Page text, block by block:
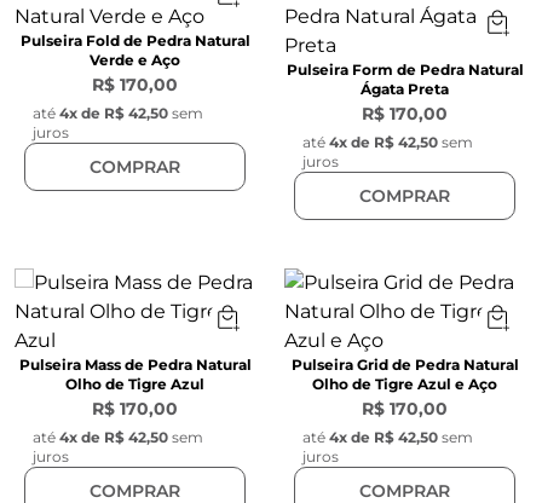
Pulseira Fold de Pedra Natural
Verde e Aço
R$ 170,00
até 4x de R$ 42,50 sem
juros
COMPRAR
Pulseira Form de Pedra Natural
Ágata Preta
R$ 170,00
até 4x de R$ 42,50 sem
juros
COMPRAR
Pulseira Mass de Pedra Natural
Olho de Tigre Azul
R$ 170,00
até 4x de R$ 42,50 sem
juros
COMPRAR
Pulseira Grid de Pedra Natural
Olho de Tigre Azul e Aço
R$ 170,00
até 4x de R$ 42,50 sem
juros
COMPRAR